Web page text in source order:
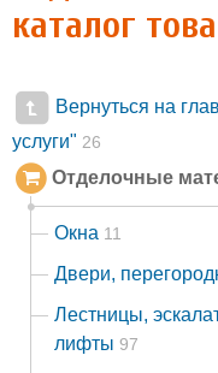
каталог
Вернуться на
услуги" 26
Отделочные
Окна 11
Двери,
Лестницы,
лифты 97